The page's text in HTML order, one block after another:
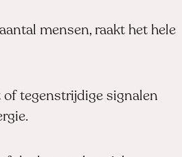
mensen, raakt het hele
tegenstrijdige signalen